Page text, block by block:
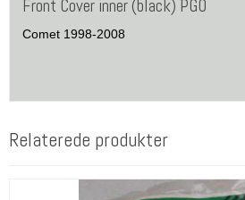
Front Cover inner (black) PGO
Comet 1998-2008
Relaterede produkter